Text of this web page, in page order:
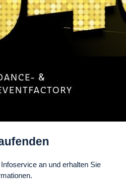
an und erhalten Sie